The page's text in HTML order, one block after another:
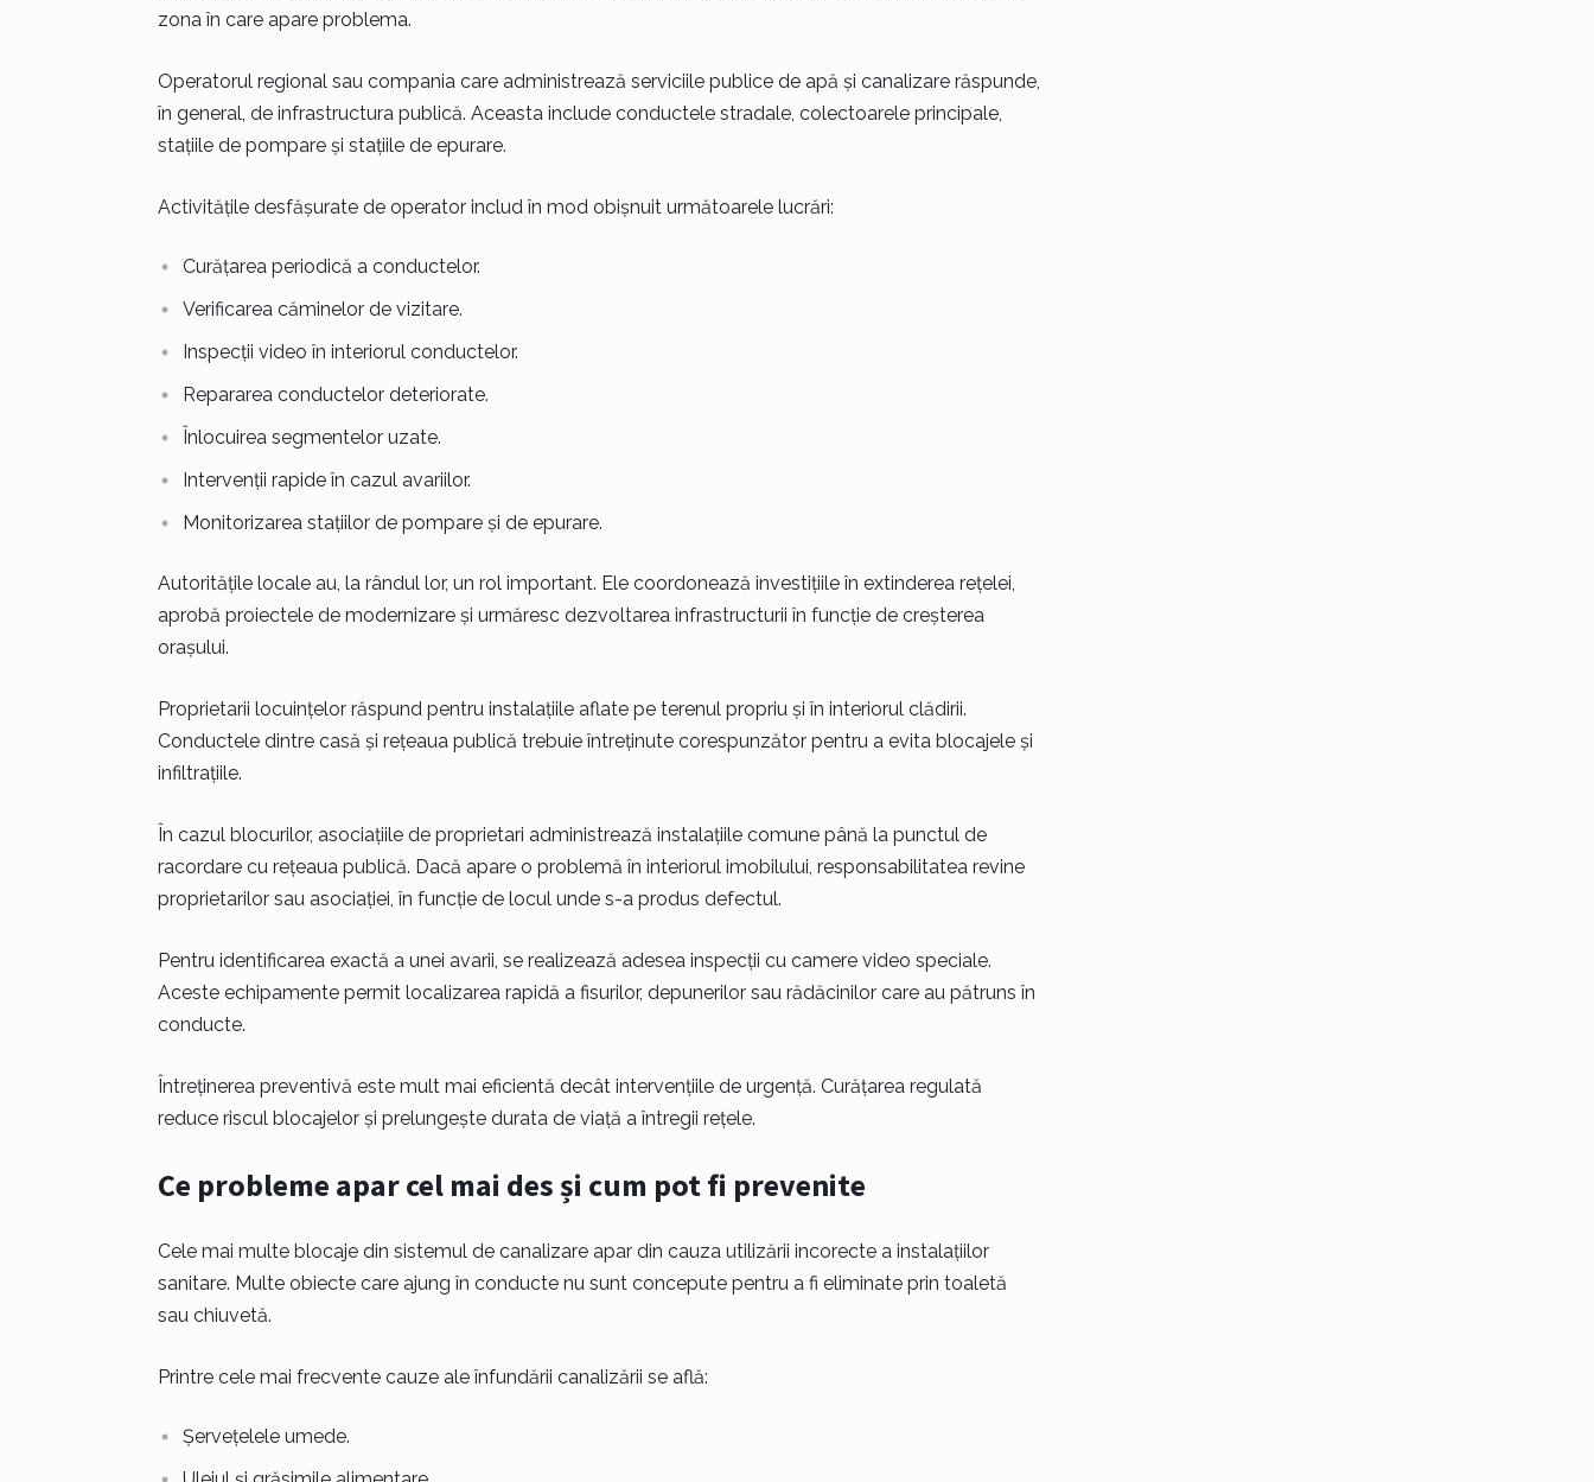
zona în care apare problema.
Operatorul regional sau compania care administrează serviciile publice de apă și canalizare răspunde,
în general, de infrastructura publică. Aceasta include conductele stradale, colectoarele principale,
stațiile de pompare și stațiile de epurare.
Activitățile desfășurate de operator includ în mod obișnuit următoarele lucrări:
Curățarea periodică a conductelor.
Verificarea căminelor de vizitare.
Inspecții video în interiorul conductelor.
Repararea conductelor deteriorate.
Înlocuirea segmentelor uzate.
Intervenții rapide în cazul avariilor.
Monitorizarea stațiilor de pompare și de epurare.
Autoritățile locale au, la rândul lor, un rol important. Ele coordonează investițiile în extinderea rețelei,
aprobă proiectele de modernizare și urmăresc dezvoltarea infrastructurii în funcție de creșterea
orașului.
Proprietarii locuințelor răspund pentru instalațiile aflate pe terenul propriu și în interiorul clădirii.
Conductele dintre casă și rețeaua publică trebuie întreținute corespunzător pentru a evita blocajele și
infiltrațiile.
În cazul blocurilor, asociațiile de proprietari administrează instalațiile comune până la punctul de
racordare cu rețeaua publică. Dacă apare o problemă în interiorul imobilului, responsabilitatea revine
proprietarilor sau asociației, în funcție de locul unde s-a produs defectul.
Pentru identificarea exactă a unei avarii, se realizează adesea inspecții cu camere video speciale.
Aceste echipamente permit localizarea rapidă a fisurilor, depunerilor sau rădăcinilor care au pătruns în
conducte.
Întreținerea preventivă este mult mai eficientă decât intervențiile de urgență. Curățarea regulată
reduce riscul blocajelor și prelungește durata de viață a întregii rețele.
Ce probleme apar cel mai des și cum pot fi prevenite
Cele mai multe blocaje din sistemul de canalizare apar din cauza utilizării incorecte a instalațiilor
sanitare. Multe obiecte care ajung în conducte nu sunt concepute pentru a fi eliminate prin toaletă
sau chiuvetă.
Printre cele mai frecvente cauze ale înfundării canalizării se află:
Șervețelele umede.